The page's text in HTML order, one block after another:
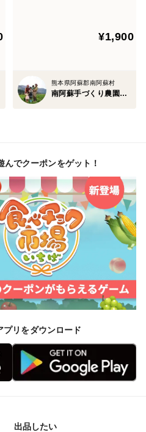
¥1,900
熊本県阿蘇郡南阿蘇村
南阿蘇手づくり農園 菜の風
んでクーポンをゲット！
リをダウンロード
出品したい